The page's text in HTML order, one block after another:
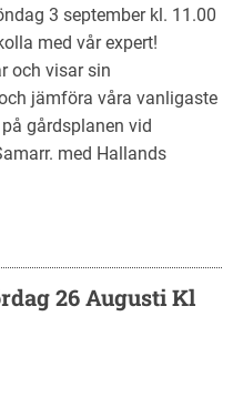
3 september kl. 11.00
med vår expert!
och visar sin
jämföra våra vanligaste
gårdsplanen vid
med Hallands
26 Augusti Kl